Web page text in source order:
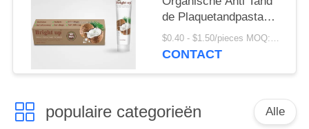
de Plaquetandpasta
van de Kokosnotenolie$0.40 - $1.50/pieces MOQ:240 Stukken
CONTACT
populaire categorieën Alle